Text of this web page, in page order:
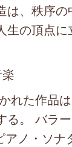
、秩序の
の頂点に
れた作品
る。 バラ
ノ・ソナ